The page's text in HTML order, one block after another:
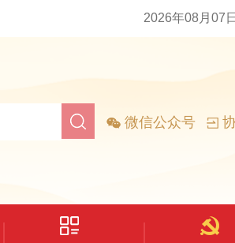
2026年08月07
微信公众号